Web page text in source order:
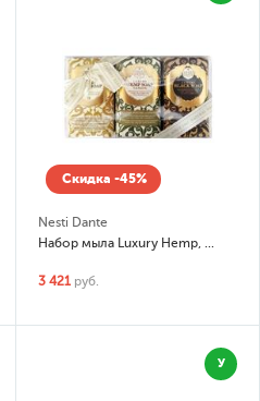
Скидка -45%
Nesti Dante
Набор мыла Luxury Hemp, Luxury Black, Luxury Gold (Роскошное чёрное, роскошное золотое, конопляное)
3 421 руб.
У